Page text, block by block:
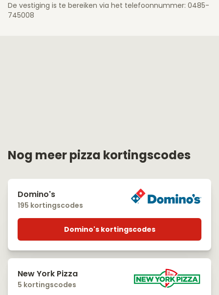
De vestiging is te bereiken via het telefoonnummer: 0485-
745008
Nog meer pizza kortingscodes
Domino's
195 kortingscodes
Domino's kortingscodes
New York Pizza
5 kortingscodes